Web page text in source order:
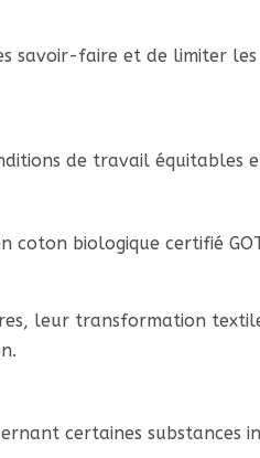
savoir-faire et de limiter
de travail équitables
coton biologique certifié
leur transformation
certaines substances